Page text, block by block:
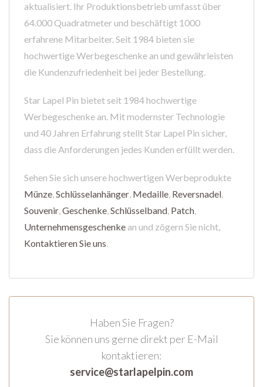
aktualisiert. Ihr Produktionsbetrieb umfasst über
64.000 Quadratmeter und beschäftigt 1000
erfahrene Mitarbeiter. Seit 1984 bieten sie
hochwertige Werbegeschenke an und gewährleisten
die Kundenzufriedenheit bei jeder Bestellung.
Star Lapel Pin bietet seit 1984 hochwertige
Werbegeschenke an. Mit modernster Technologie
und 40 Jahren Erfahrung stellt Star Lapel Pin sicher,
dass die Anforderungen jedes Kunden erfüllt werden.
Sehen Sie sich unsere hochwertigen Werbeprodukte
Münze,Schlüsselanhänger, Medaille, Reversnadel,
Souvenir,Geschenke,Schlüsselband, Patch,
Unternehmensgeschenke an und zögern Sie nicht,
Kontaktieren Sie uns.
Haben Sie Fragen?
Sie können uns gerne direkt per E-Mail
kontaktieren:
service@starlapelpin.com